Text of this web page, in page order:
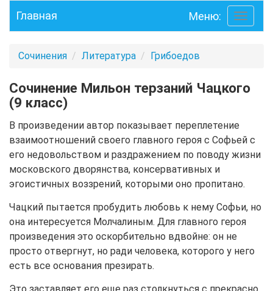
Toggle
Главная Меню:
Сочинения Литература Грибоедов
Сочинение Мильон терзаний Чацкого
(9 класс)
В произведении автор показывает переплетение
взаимоотношений своего главного героя с Софьей с
его недовольством и раздражением по поводу жизни
московского дворянства, консервативных и
эгоистичных воззрений, которыми оно пропитано.
Чацкий пытается пробудить любовь к нему Софьи, но
она интересуется Молчалиным. Для главного героя
произведения это оскорбительно вдвойне: он не
просто отвергнут, но ради человека, которого у него
есть все основания презирать.